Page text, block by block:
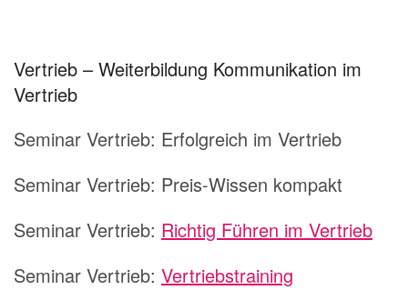
Vertrieb – Weiterbildung Kommunikation im
Vertrieb
Seminar Vertrieb: Erfolgreich im Vertrieb
Seminar Vertrieb: Preis-Wissen kompakt
Seminar Vertrieb: Richtig Führen im Vertrieb
Seminar Vertrieb: Vertriebstraining